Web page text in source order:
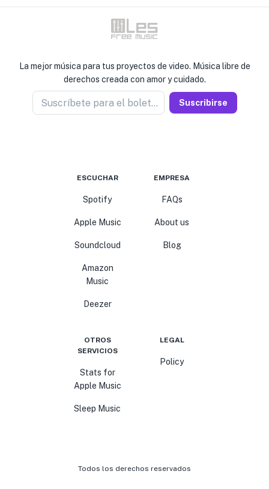
La mejor música para tus proyectos de video. Música libre de
derechos creada con amor y cuidado.
Suscríbete para el boletín Suscribirse
ESCUCHAR
Spotify
Apple Music
Soundcloud
Amazon
Music
Deezer
EMPRESA
FAQs
About us
Blog
OTROS
SERVICIOS
Stats for
Apple Music
Sleep Music
LEGAL
Policy
Todos los derechos reservados